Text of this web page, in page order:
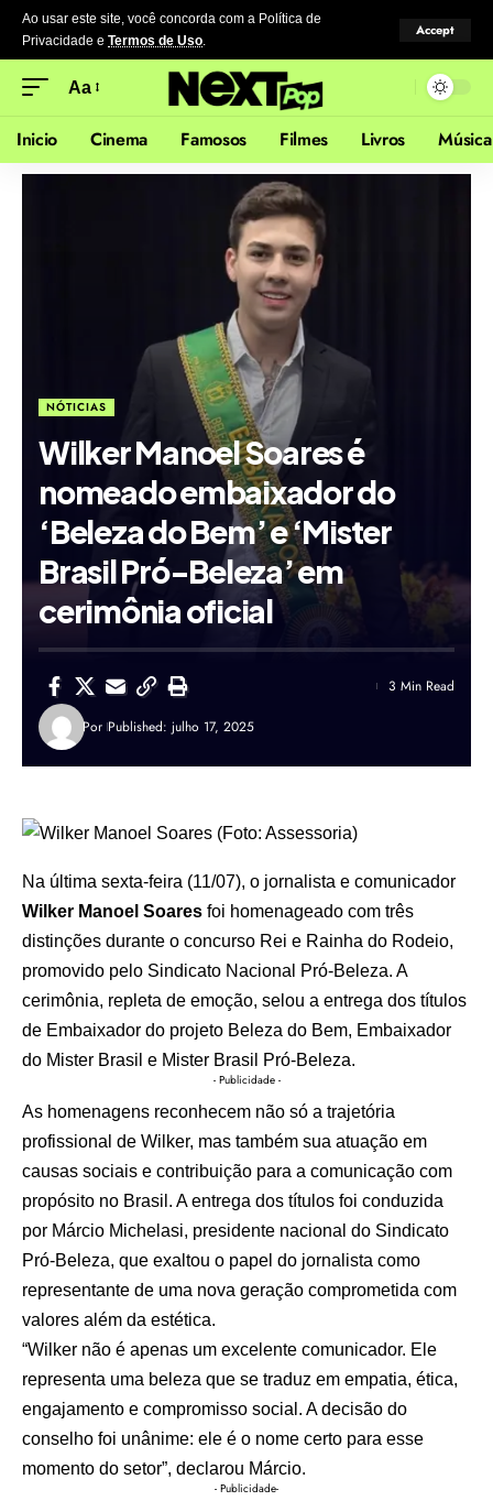
Ao usar este site, você concorda com a Política de
Privacidade e Termos de Uso.
Accept
Aa
Inicio Cinema Famosos Filmes Livros Música
NÓTICIAS
Wilker Manoel Soares é
nomeado embaixador do
‘Beleza do Bem’ e ‘Mister
Brasil Pró-Beleza’ em
cerimônia oficial
Por Published: julho 17, 2025
3 Min Read
Na última sexta-feira (11/07), o jornalista e comunicador
Wilker Manoel Soares foi homenageado com três
distinções durante o concurso Rei e Rainha do Rodeio,
promovido pelo Sindicato Nacional Pró-Beleza. A
cerimônia, repleta de emoção, selou a entrega dos títulos
de Embaixador do projeto Beleza do Bem, Embaixador
do Mister Brasil e Mister Brasil Pró-Beleza.
- Publicidade -
As homenagens reconhecem não só a trajetória
profissional de Wilker, mas também sua atuação em
causas sociais e contribuição para a comunicação com
propósito no Brasil. A entrega dos títulos foi conduzida
por Márcio Michelasi, presidente nacional do Sindicato
Pró-Beleza, que exaltou o papel do jornalista como
representante de uma nova geração comprometida com
valores além da estética.
“Wilker não é apenas um excelente comunicador. Ele
representa uma beleza que se traduz em empatia, ética,
engajamento e compromisso social. A decisão do
conselho foi unânime: ele é o nome certo para esse
momento do setor”, declarou Márcio.
- Publicidade-